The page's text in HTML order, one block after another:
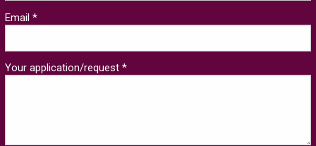
Email *
Your application/request *